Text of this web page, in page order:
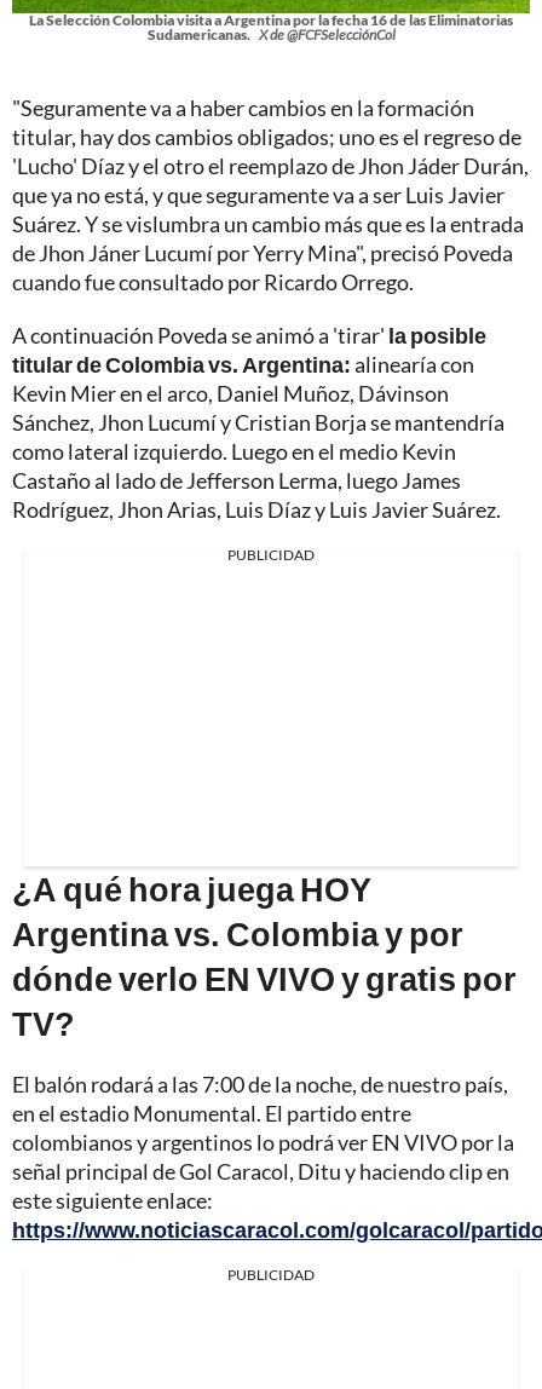
La Selección Colombia visita a Argentina por la fecha 16 de las Eliminatorias
Sudamericanas. X de @FCFSelecciónCol
"Seguramente va a haber cambios en la formación
titular, hay dos cambios obligados; uno es el regreso de
'Lucho' Díaz y el otro el reemplazo de Jhon Jáder Durán,
que ya no está, y que seguramente va a ser Luis Javier
Suárez. Y se vislumbra un cambio más que es la entrada
de Jhon Jáner Lucumí por Yerry Mina", precisó Poveda
cuando fue consultado por Ricardo Orrego.
A continuación Poveda se animó a 'tirar' la posible
titular de Colombia vs. Argentina:alinearía con
Kevin Mier en el arco, Daniel Muñoz, Dávinson
Sánchez, Jhon Lucumí y Cristian Borja se mantendría
como lateral izquierdo. Luego en el medio Kevin
Castaño al lado de Jefferson Lerma, luego James
Rodríguez, Jhon Arias, Luis Díaz y Luis Javier Suárez.
PUBLICIDAD
¿A qué hora juega HOY
Argentina vs. Colombia y por
dónde verlo EN VIVO y gratis por
TV?
El balón rodará a las 7:00 de la noche, de nuestro país,
en el estadio Monumental. El partido entre
colombianos y argentinos lo podrá ver EN VIVO por la
señal principal de Gol Caracol, Ditu y haciendo clip en
este siguiente enlace:
https://www.noticiascaracol.com/golcaracol/
PUBLICIDAD